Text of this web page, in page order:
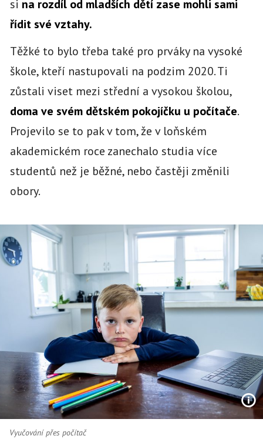
si na rozdíl od mladších dětí zase mohli sami
řídit své vztahy.
Těžké to bylo třeba také pro prváky na vysoké
škole, kteří nastupovali na podzim 2020. Ti
zůstali viset mezi střední a vysokou školou,
doma ve svém dětském pokojíčku u počítače.
Projevilo se to pak v tom, že v loňském
akademickém roce zanechalo studia více
studentů než je běžné, nebo častěji změnili
obory.
Vyučování přes počítač